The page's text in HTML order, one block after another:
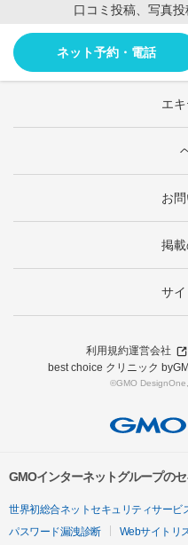
口コミ投稿、写真
ネット予約・電話
エ
お
掲
サ
利用規約運営会社
best choice クリニック
©GMO
GMOインターネットグループの
世界初総合ネットセキュリティサービ
パスワード漏洩診断
Webサイトリ